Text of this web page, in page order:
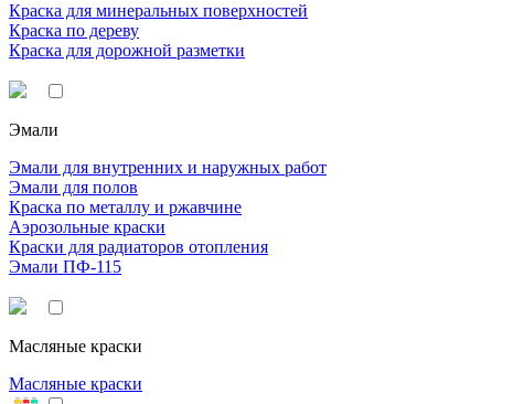
Краска для минеральных поверхностей
Краска по дереву
Краска для дорожной разметки
Эмали
Эмали для внутренних и наружных работ
Эмали для полов
Краска по металлу и ржавчине
Аэрозольные краски
Краски для радиаторов отопления
Эмали ПФ-115
Масляные краски
Масляные краски